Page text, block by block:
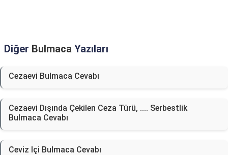
Diğer Bulmaca Yazıları
Cezaevi Bulmaca Cevabı
Cezaevi Dışında Çekilen Ceza Türü, .... Serbestlik
Bulmaca Cevabı
Ceviz Içi Bulmaca Cevabı